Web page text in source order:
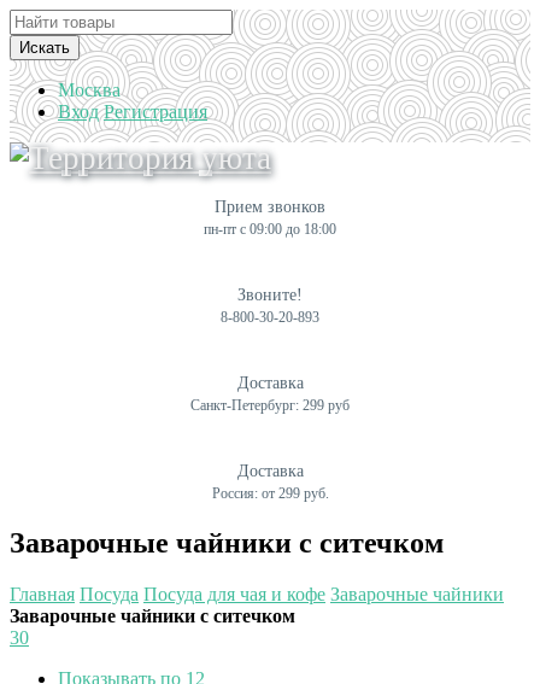
Искать
Москва
Вход Регистрация
Прием звонков
пн-пт с 09:00 до 18:00
Звоните!
8-800-30-20-893
Доставка
Санкт-Петербург: 299 руб
Доставка
Россия: от 299 руб.
Заварочные чайники с ситечком
Главная Посуда Посуда для чая и кофе Заварочные чайники
Заварочные чайники с ситечком
30
Показывать по 12